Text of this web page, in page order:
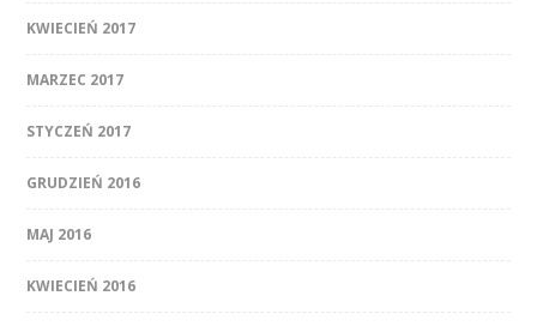
KWIECIEŃ 2017
MARZEC 2017
STYCZEŃ 2017
GRUDZIEŃ 2016
MAJ 2016
KWIECIEŃ 2016